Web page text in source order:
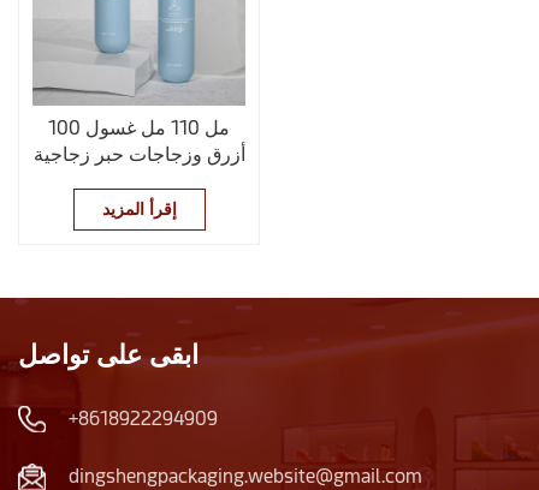
100 مل 110 مل غسول
أزرق وزجاجات حبر زجاجية
إقرأ المزيد
ابقى على تواصل
+8618922294909
dingshengpackaging.website@gmail.com